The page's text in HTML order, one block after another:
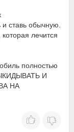
ставь обычную.
лечится
полностью
И
НА